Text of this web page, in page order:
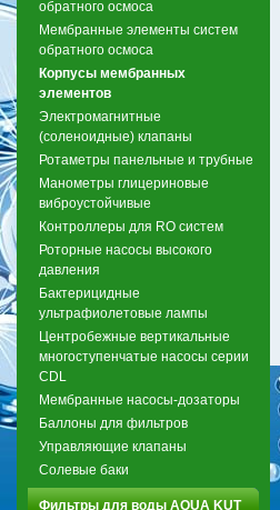
обратного осмоса
Мембранные элементы систем
обратного осмоса
Корпусы мембранных
элементов
Электромагнитные
(соленоидные) клапаны
Ротаметры панельные и трубные
Манометры глицериновые
виброустойчивые
Контроллеры для RO систем
Роторные насосы высокого
давления
Бактерицидные
ультрафиолетовые лампы
Центробежные вертикальные
многоступенчатые насосы серии
CDL
Мембранные насосы-дозаторы
Баллоны для фильтров
Управляющие клапаны
Солевые баки
Фильтры для воды AQUA KUT